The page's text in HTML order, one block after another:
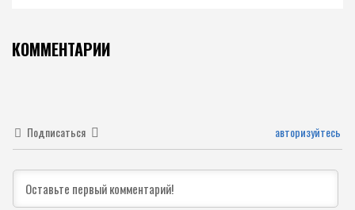
КОММЕНТАРИИ
Подписаться авторизуйтесь